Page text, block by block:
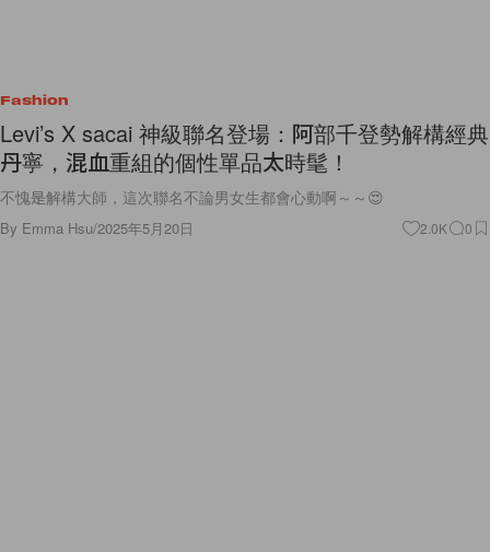
Fashion
Levi’s X sacai 神級聯名登場：阿部千登勢解構經典
丹寧，混血重組的個性單品太時髦！
不愧是解構大師，這次聯名不論男女生都會心動啊～～😍
By Emma Hsu/2025年5月20日 2.0K 0